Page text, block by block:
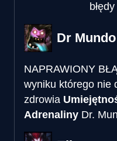
błędy
Dr Mundo
NAPRAWIONY
wyniku którego nie
zdrowia
Adrenaliny Dr.